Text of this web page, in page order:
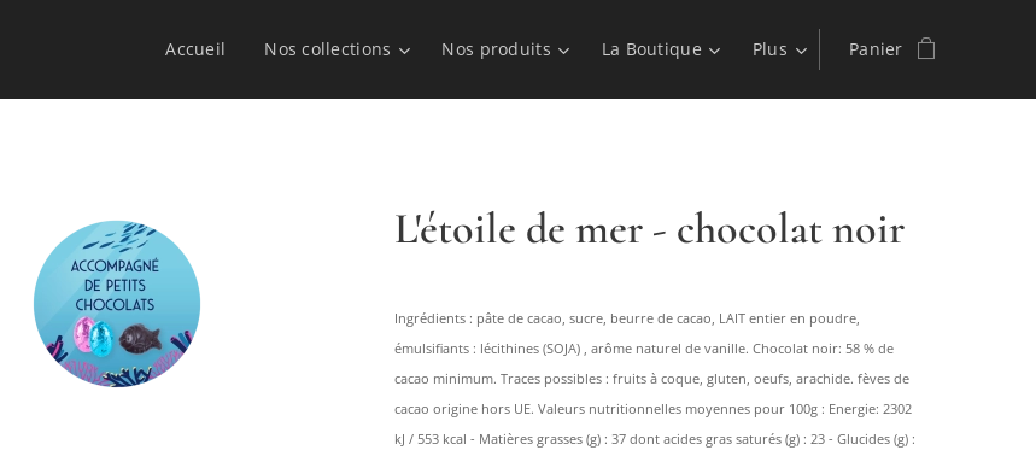
Accueil Nos collections Nos produits La Boutique Plus Panier
L'étoile de mer - chocolat noir
Ingrédients : pâte de cacao, sucre, beurre de cacao, LAIT entier en poudre,
émulsifiants : lécithines (SOJA) , arôme naturel de vanille. Chocolat noir: 58 % de
cacao minimum. Traces possibles : fruits à coque, gluten, oeufs, arachide. fèves de
cacao origine hors UE. Valeurs nutritionnelles moyennes pour 100g : Energie: 2302
kJ / 553 kcal - Matières grasses (g) : 37 dont acides gras saturés (g) : 23 - Glucides (g) :